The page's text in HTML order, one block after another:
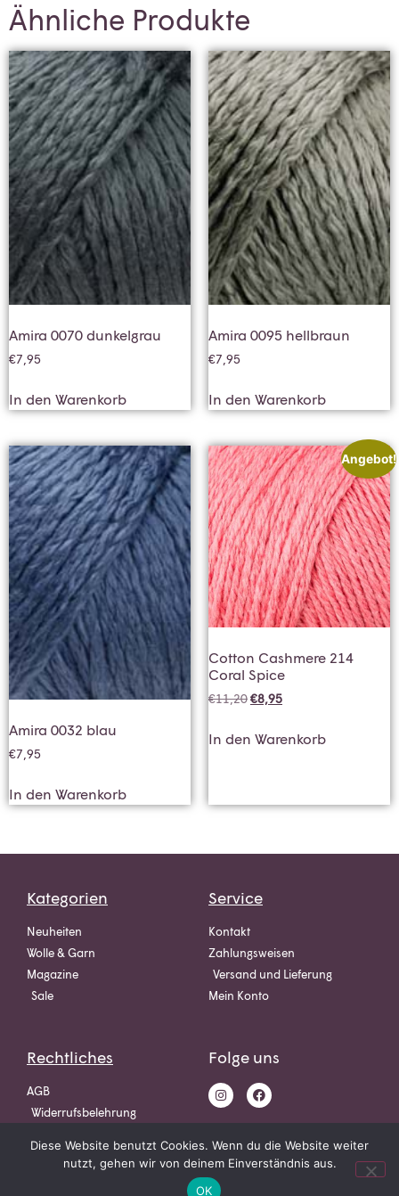
Ähnliche Produkte
Amira 0070 dunkelgrau
€7,95
In den Warenkorb
Amira 0095 hellbraun
€7,95
In den Warenkorb
Amira 0032 blau
€7,95
In den Warenkorb
Angebot!
Cotton Cashmere 214
Coral Spice
€11,20€8,95
In den Warenkorb
Kategorien
Neuheiten
Wolle & Garn
Magazine
Sale
Service
Kontakt
Zahlungsweisen
Versand und Lieferung
Mein Konto
Rechtliches
AGB
Widerrufsbelehrung
Folge uns
Diese Website benutzt Cookies. Wenn du die Website weiter
nutzt, gehen wir von deinem Einverständnis aus.
OK